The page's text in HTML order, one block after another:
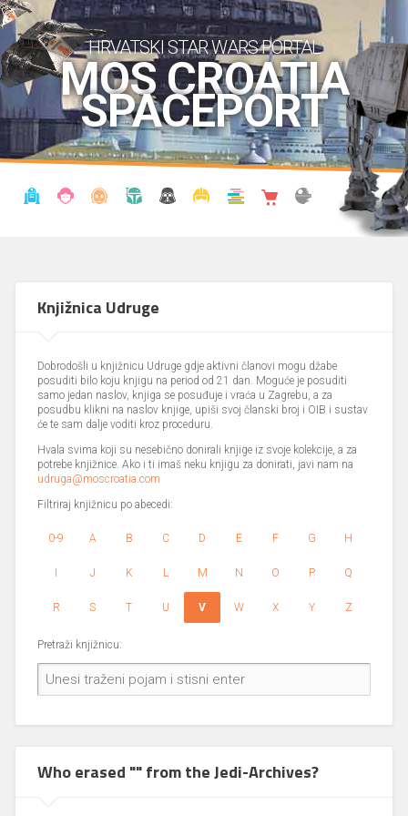
HRVATSKI STAR WARS PORTAL
MOS CROATIA
SPACEPORT
Knjižnica Udruge
Dobrodošli u knjižnicu Udruge gdje aktivni članovi mogu džabe
posuditi bilo koju knjigu na period od 21 dan. Moguće je posuditi
samo jedan naslov, knjiga se posuđuje i vraća u Zagrebu, a za
posudbu klikni na naslov knjige, upiši svoj članski broj i OIB i sustav
će te sam dalje voditi kroz proceduru.
Hvala svima koji su nesebično donirali knjige iz svoje kolekcije, a za
potrebe knjižnice. Ako i ti imaš neku knjigu za donirati, javi nam na
udruga@moscroatia.com
Filtriraj knjižnicu po abecedi:
0-9 A B C D E F G H
I J K L M N O P Q
R S T U V W X Y Z
Pretraži knjižnicu:
Who erased "" from the Jedi-Archives?